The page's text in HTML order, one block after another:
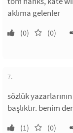
aklıma gelenler
(0) (0)
7.
sözlük
başlıktır. benim
(1) (0)